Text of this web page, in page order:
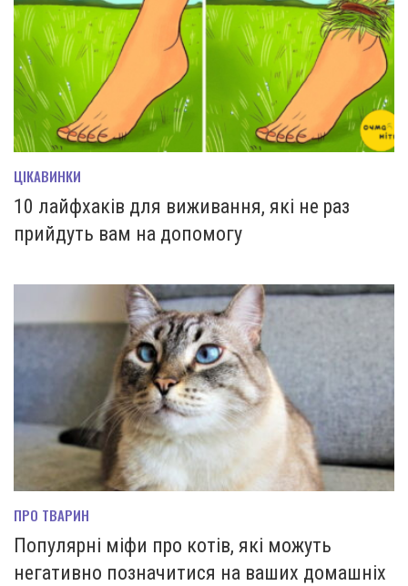
ЦІКАВИНКИ
10 лайфхаків для виживання, які не раз
прийдуть вам на допомогу
ПРО ТВАРИН
Популярні міфи про котів, які можуть
негативно позначитися на ваших домашніх